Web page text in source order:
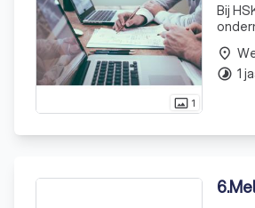
photo_size_select_actual 1
Bij
voor
jonge
place
timelapse 1
6.